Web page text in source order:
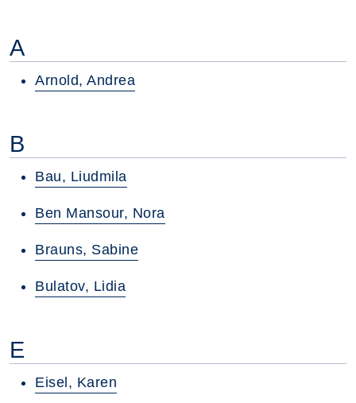
A
Arnold, Andrea
B
Bau, Liudmila
Ben Mansour, Nora
Brauns, Sabine
Bulatov, Lidia
E
Eisel, Karen